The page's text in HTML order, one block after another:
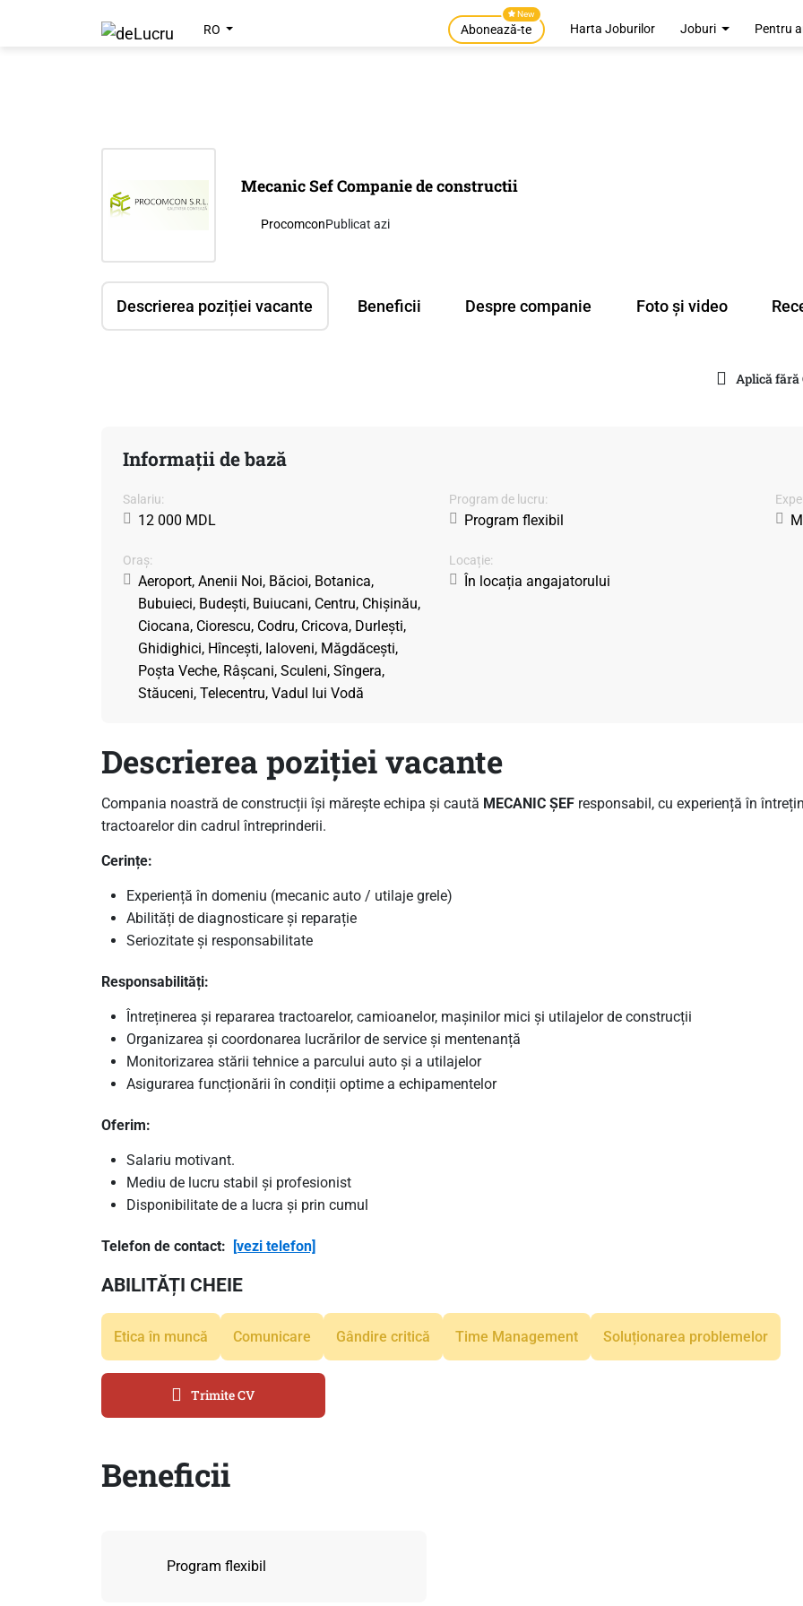
RO
New
Abonează-te Harta Joburilor Joburi Pentru
Mecanic Sef Companie de constructii
ProcomconPublicat azi
Descrierea poziției vacante Beneficii Despre companie Foto și video
Aplică fără
Informații de bază
Salariu:
12 000 MDL
Program de lucru:
Program flexibil
Oraș:
Aeroport, Anenii Noi, Băcioi, Botanica,
Bubuieci, Budești, Buiucani, Centru, Chișinău,
Ciocana, Ciorescu, Codru, Cricova, Durlești,
Ghidighici, Hîncești, Ialoveni, Măgdăcești,
Poșta Veche, Râșcani, Sculeni, Sîngera,
Stăuceni, Telecentru, Vadul lui Vodă
Locație:
În locația angajatorului
Descrierea poziției vacante
Compania noastră de construcții își mărește echipa și caută MECANIC ȘEFresponsabil, cu experiență în
tractoarelor din cadrul întreprinderii.
Cerințe:
Experiență în domeniu (mecanic auto / utilaje grele)
Abilități de diagnosticare și reparație
Seriozitate și responsabilitate
Responsabilități:
Întreținerea și repararea tractoarelor, camioanelor, mașinilor mici și utilajelor de construcții
Organizarea și coordonarea lucrărilor de service și mentenanță
Monitorizarea stării tehnice a parcului auto și a utilajelor
Asigurarea funcționării în condiții optime a echipamentelor
Oferim:
Salariu motivant.
Mediu de lucru stabil și profesionist
Disponibilitate de a lucra și prin cumul
Telefon de contact: [vezi telefon]
ABILITĂȚI CHEIE
Etica în muncă Comunicare Gândire critică Time Management Soluționarea problemelor
Trimite CV
Beneficii
Program flexibil